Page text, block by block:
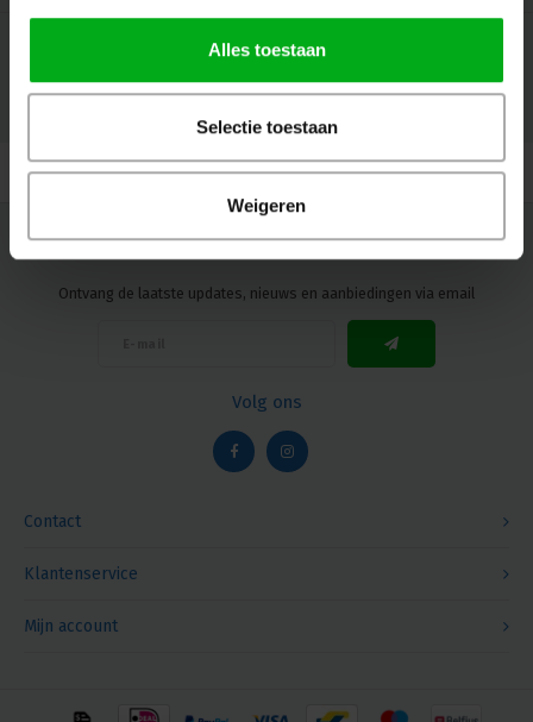
Alles toestaan
Selectie toestaan
Weigeren
© Copyright 2026 Megalight sa/nv - Theme by
Contact
Ontvang de laatste updates, nieuws en aanbiedingen via email
Volg ons
Klantenservice
Mijn account